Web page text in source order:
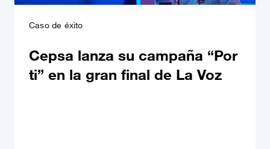
Caso de éxito
Cepsa lanza su campaña “Por
ti” en la gran final de La Voz